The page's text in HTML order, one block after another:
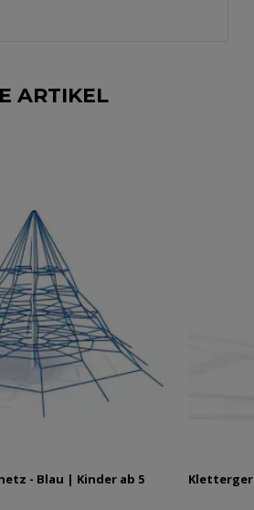
ARTIKEL
- Blau | Kinder ab 5